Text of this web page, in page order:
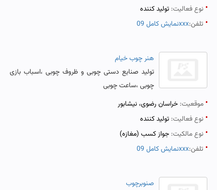
نوع فعالیت: تولید کننده
تلفن:نمایش کامل 09xxx
هنر چوب خیام
تولید صنایع دستی چوبی و ظروف چوبی ،اسباب بازی
چوبی ،ساعت چوبی
موقعیت: خراسان رضوی، نیشابور
نوع فعالیت: تولید کننده
نوع مالکیت: جواز کسب (مغازه)
تلفن:نمایش کامل 09xxx
صنوبرچوب